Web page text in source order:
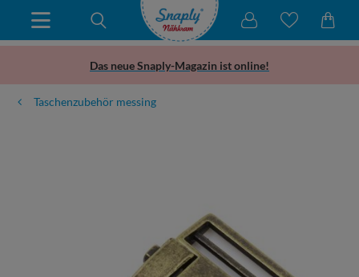
Das neue Snaply-Magazin ist online!
Taschenzubehör messing